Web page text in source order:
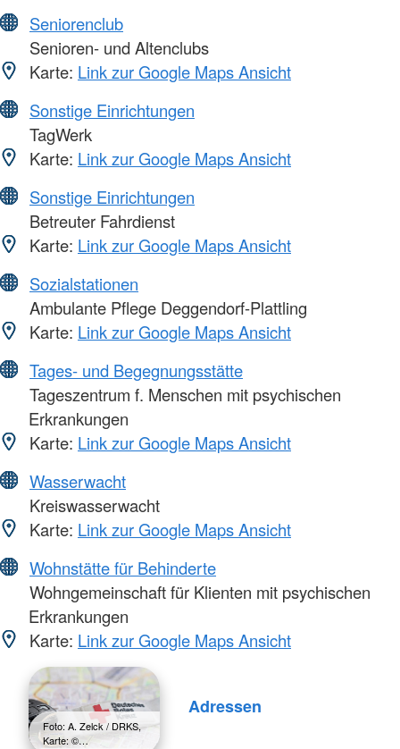
Seniorenclub
Senioren- und Altenclubs
Karte: Link zur Google Maps Ansicht
Sonstige Einrichtungen
TagWerk
Karte: Link zur Google Maps Ansicht
Sonstige Einrichtungen
Betreuter Fahrdienst
Karte: Link zur Google Maps Ansicht
Sozialstationen
Ambulante Pflege Deggendorf-Plattling
Karte: Link zur Google Maps Ansicht
Tages- und Begegnungsstätte
Tageszentrum f. Menschen mit psychischen
Erkrankungen
Karte: Link zur Google Maps Ansicht
Wasserwacht
Kreiswasserwacht
Karte: Link zur Google Maps Ansicht
Wohnstätte für Behinderte
Wohngemeinschaft für Klienten mit psychischen
Erkrankungen
Karte: Link zur Google Maps Ansicht
Foto: A. Zelck / DRKS,
Karte: ©…
Adressen